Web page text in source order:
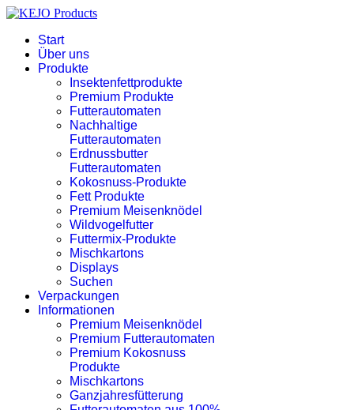
Start
Über uns
Produkte
Insektenfettprodukte
Premium Produkte
Futterautomaten
Nachhaltige
Futterautomaten
Erdnussbutter
Futterautomaten
Kokosnuss-Produkte
Fett Produkte
Premium Meisenknödel
Wildvogelfutter
Futtermix-Produkte
Mischkartons
Displays
Suchen
Verpackungen
Informationen
Premium Meisenknödel
Premium Futterautomaten
Premium Kokosnuss
Produkte
Mischkartons
Ganzjahresfütterung